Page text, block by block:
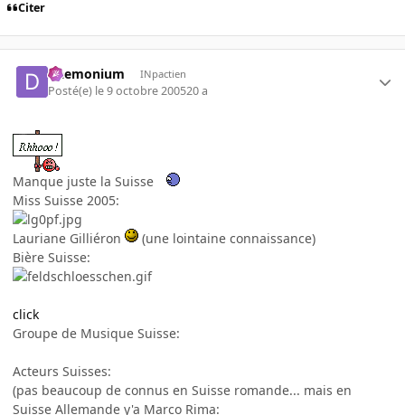
Citer
Daemonium INpactien
Posté(e) le 9 octobre 200520 a
Manque juste la Suisse
Miss Suisse 2005:
Lauriane Gilliéron
(une lointaine connaissance)
Bière Suisse:
click
Groupe de Musique Suisse:
Acteurs Suisses:
(pas beaucoup de connus en Suisse romande... mais en
Suisse Allemande y'a Marco Rima: